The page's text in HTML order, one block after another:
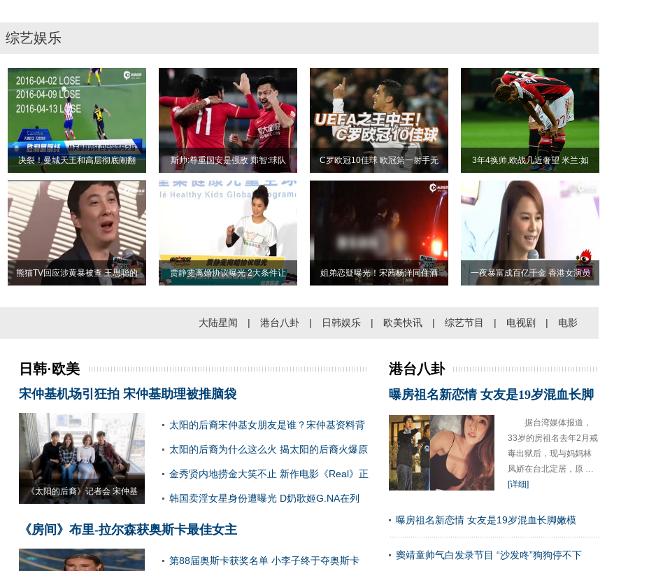
综艺娱乐
决裂！曼城天王和高层彻底闹翻 斯帅:尊重国安是强敌 郑智:球队 C罗欧冠10佳球 欧冠第一射手无 3年4换帅,欧战几近奢望 米兰:如
熊猫TV回应涉黄暴被查 王思聪的 贾静雯离婚协议曝光 2大条件让 姐弟恋疑曝光！宋茜杨洋同住酒 一夜暴富成百亿千金 香港女演员
大陆星闻 | 港台八卦 | 日韩娱乐 | 欧美快讯 | 综艺节目 | 电视剧 | 电影
日韩·欧美
宋仲基机场引狂拍 宋仲基助理被推脑袋
《太阳的后裔》记者会 宋仲基
太阳的后裔宋仲基女朋友是谁？宋仲基资料背
景公开
太阳的后裔为什么这么火 揭太阳的后裔火爆原
因
金秀贤内地捞金大笑不止 新作电影《Real》正
在拍摄
韩国卖淫女星身份遭曝光 D奶歌姬G.NA在列
《房间》布里-拉尔森获奥斯卡最佳女主
第88届奥斯卡获奖名单 小李子终于夺奥斯卡
港台八卦
曝房祖名新恋情 女友是19岁混血长脚
据台湾媒体报道，
33岁的房祖名去年2月戒
毒出狱后，现与妈妈林
凤娇在台北定居，原 …
[详细]
曝房祖名新恋情 女友是19岁混血长脚嫩模
窦靖童帅气白发录节目 “沙发咚”狗狗停不下